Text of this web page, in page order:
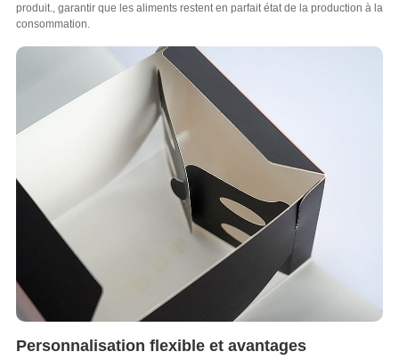
produit., garantir que les aliments restent en parfait état de la production à la
consommation.
Personnalisation flexible et avantages